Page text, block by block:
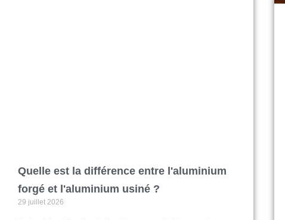
Quelle est la différence entre l'aluminium
forgé et l'aluminium usiné ?
29 juillet 2026